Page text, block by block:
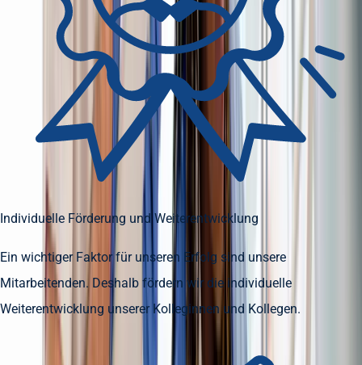
Individuelle Förderung und Weiterentwicklung
Ein wichtiger Faktor für unseren Erfolg sind unsere
Mitarbeitenden. Deshalb fördern wir die individuelle
Weiterentwicklung unserer Kolleginnen und Kollegen.